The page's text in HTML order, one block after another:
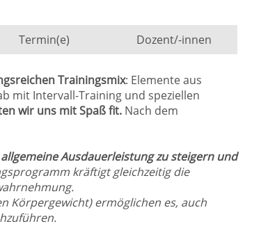
Termin(e) Dozent/-innen
Trainingsmix: Elemente aus
mit Intervall-Training und speziellen
wir uns mit Spaß fit. Nach dem
Ausdauerleistung zu steigern und
kräftigt gleichzeitig die
Körpergewicht) ermöglichen es, auch